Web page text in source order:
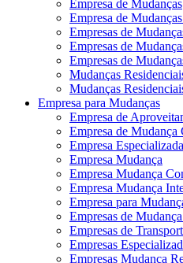
Empresa de Mudanças
Empresa de
Empresas de
Empresas de
Empresas de
Mudanças
Mudanças
Empresa para Mudanças
Empresa de
Empresa de Mudança
Empresa
Empresa Mudança
Empresa Mudança
Empresa Mudança
Empresa para
Empresas de
Empresas de
Empresas
Empresas Mudança